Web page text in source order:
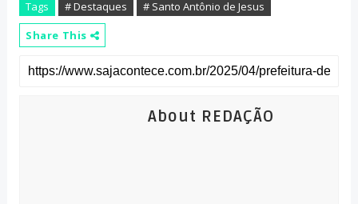
Tags # Destaques
# Santo Antônio de Jesus
Share This
About REDAÇÃO